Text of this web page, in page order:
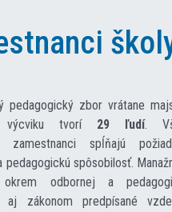
pedagogický zbor vrátane
výcviku tvorí 29 ľudí.
zamestnanci spĺňajú
pedagogickú spôsobilosť.
odbornej a
aj zákonom predpísané